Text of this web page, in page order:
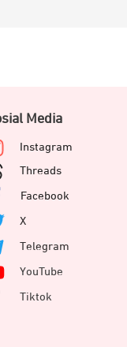
Media
Instagram
Threads
Facebook
X
Telegram
YouTube
Tiktok